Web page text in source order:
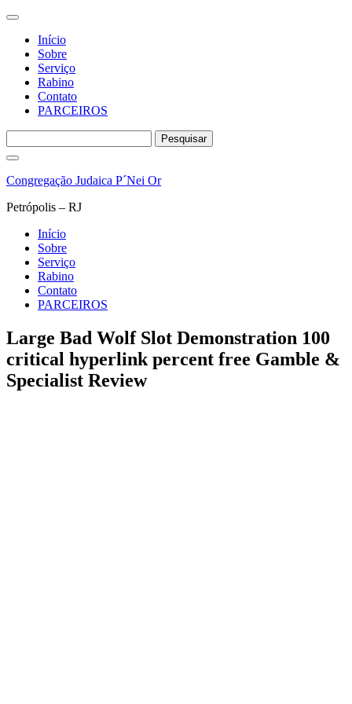
Início
Sobre
Serviço
Rabino
Contato
PARCEIROS
por:
Pular
o
Congregação Judaica P´Nei Or
Petrópolis – RJ
Início
Sobre
Serviço
Rabino
Contato
PARCEIROS
Large Bad Wolf Slot Demonstration 100
critical hyperlink percent free Gamble &
Specialist Review